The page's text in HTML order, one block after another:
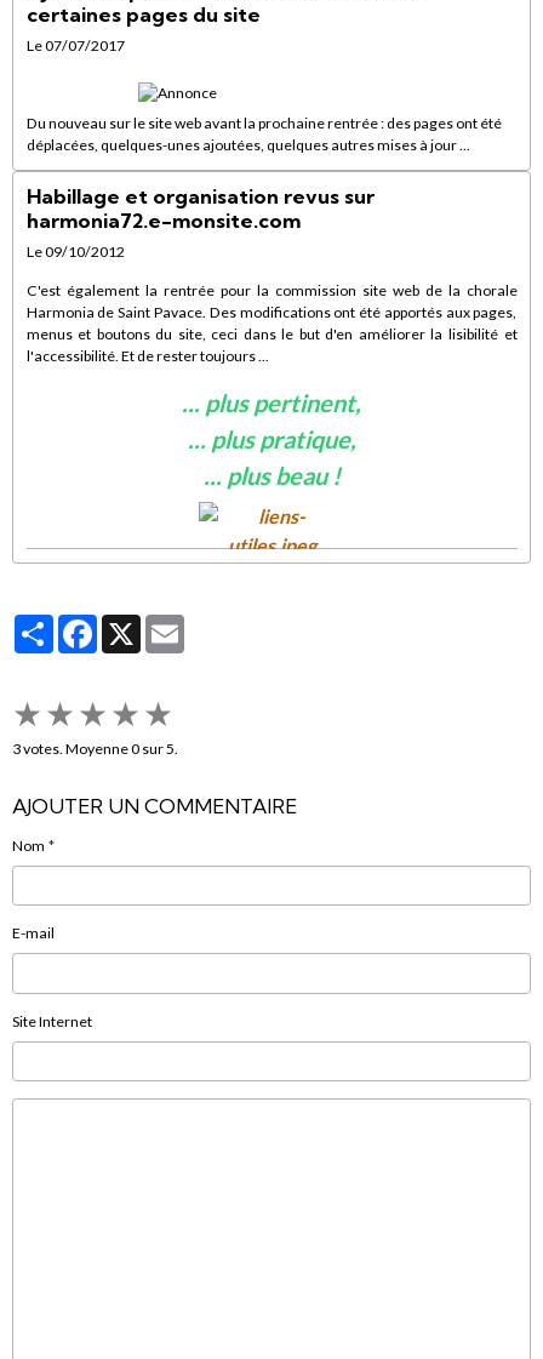
certaines pages du site
Le 07/07/2017
Du nouveau sur le site web avant la prochaine rentrée : des pages ont été
déplacées, quelques-unes ajoutées, quelques autres mises à jour ...
Habillage et organisation revus sur
harmonia72.e-monsite.com
Le 09/10/2012
C'est également la rentrée pour la commission site web de la chorale
Harmonia de Saint Pavace. Des modifications ont été apportés aux pages,
menus et boutons du site, ceci dans le but d'en améliorer la lisibilité et
l'accessibilité. Et de rester toujours ...
... plus pertinent,
... plus pratique,
... plus beau !
PartagerFacebook
X
★★★★★
3votes. Moyenne0 sur 5.
AJOUTER UN COMMENTAIRE
Nom
E-mail
Site Internet